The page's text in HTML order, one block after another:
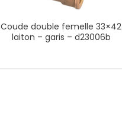
Coude double femelle 33×42
laiton – garis – d23006b